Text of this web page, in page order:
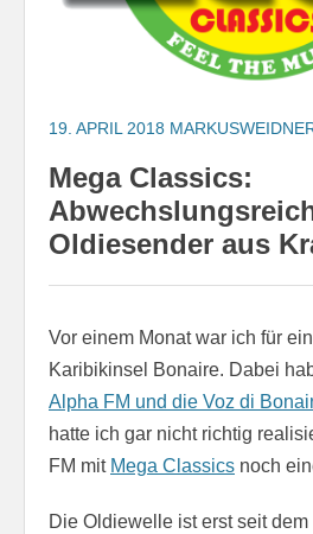
19. APRIL 2018
Mega Classics:
Oldiesender aus
Vor einem Monat war ich für
Karibikinsel Bonaire. Dabei
Alpha FM und die Voz di
hatte ich gar nicht richtig
FM mit Mega Classics noch
Die Oldiewelle ist erst seit